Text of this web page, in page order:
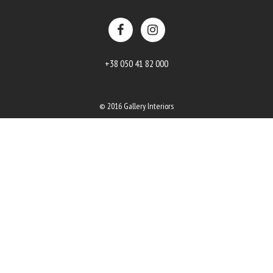
+38 050 41 82 000
© 2016 Gallery Interiors